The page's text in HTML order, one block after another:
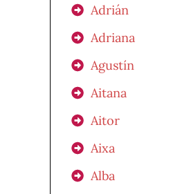
Adrián
Adriana
Agustín
Aitana
Aitor
Aixa
Alba